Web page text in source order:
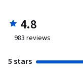
4.8
983 reviews
5 stars